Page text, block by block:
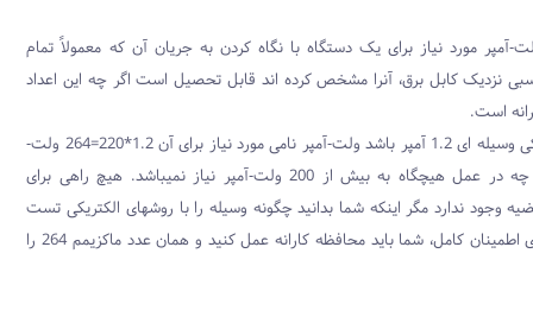
آمپر مورد نیاز برای یک دستگاه با نگاه کردن به جریان آن که معمولاً تمام
نزدیک کابل برق، آنرا مشخص کرده اند قابل تحصیل است اگر چه این اعداد
است.
اگر جریان الکتریکی وسیله ای 1.2 آمپر باشد ولت-آمپر نامی مورد نیاز برای آن 1.2*220=264 ولت-
آمپر میباشد اگر چه در عمل هیچگاه به بیش از 200 ولت-آمپر نیاز نمیباشد. هیچ راهی برای
وجود ندارد مگر اینکه شما بدانید چگونه وسیله را با روشهای الکتریکی تست
کنید بنا براین برای اطمینان کامل، شما باید محافظه کارانه عمل کنید و همان عدد ماکزیمم 264 را